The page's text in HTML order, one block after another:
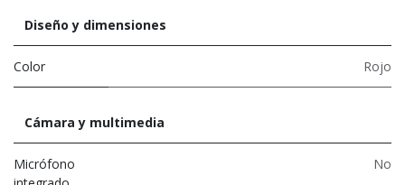
Diseño y dimensiones
Color Rojo
Cámara y multimedia
Micrófono
No